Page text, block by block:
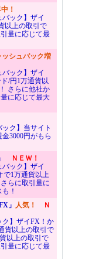
！
バック】ザイ
以上の取引で
量に応じて最
ッシュバック増
バック】ザイ
/円1万通貨以
さらに他社か
に応じて最大
ック】当サイト
3000円がもら
ＮＥＷ！
バック】ザイ
で1万通貨以上
らに取引量に
！
」 人気！
Ｎ
ク】ザイFX！か
貨以上の取引で
以上の取引で
量に応じて最